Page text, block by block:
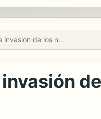
Manucraft y la invasión de los no-muertos